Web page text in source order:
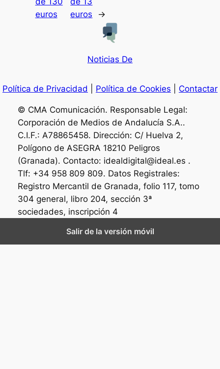
euros
euros
→
Noticias De
Política de Privacidad Política de Cookies Contactar
© CMA Comunicación. Responsable Legal:
Corporación de Medios de Andalucía S.A..
C.I.F.: A78865458. Dirección: C/ Huelva 2,
Polígono de ASEGRA 18210 Peligros
(Granada). Contacto: idealdigital@ideal.es .
Tlf: +34 958 809 809. Datos Registrales:
Registro Mercantil de Granada, folio 117, tomo
304 general, libro 204, sección 3ª
sociedades, inscripción 4
Salir de la versión móvil